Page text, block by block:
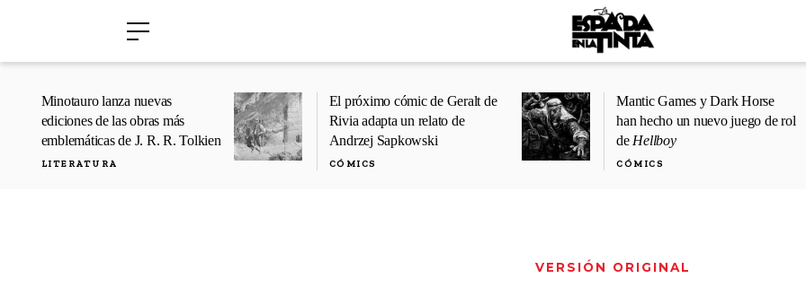
Minotauro lanza nuevas
ediciones de las obras más
emblemáticas de J. R. R. Tolkien
LITERATURA
El próximo cómic de Geralt de
Rivia adapta un relato de
Andrzej Sapkowski
CÓMICS
Mantic Games y Dark Horse
han hecho un nuevo juego de rol
de Hellboy
CÓMICS
VERSIÓN ORIGINAL
›